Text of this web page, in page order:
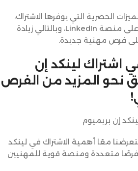
الحصرية التي يوفرها الاشتراك،
يمكنك بناء حضور قوي على منصة LinkedIn، وبالتالي زيادة
فرص مهنية جديدة.
اشتراك لينكد إن
نحو المزيد من الفرص
إن بريميوم
معًا أهمية الاشتراك في لينكد
متعددة ومنصة قوية للمهنيين